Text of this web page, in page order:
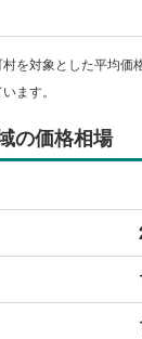
を対象とした平均価
ます。
の価格相場
ウォ
ウッド
構造・規
耐震
オンライン